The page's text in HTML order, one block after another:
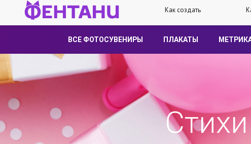
Как создать
ВСЕ ФОТОСУВЕНИРЫ ПЛАКАТЫ